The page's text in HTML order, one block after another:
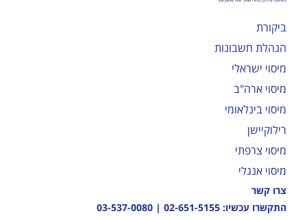
ביקורת
הנהלת חשבונות
מיסוי ישראלי
מיסוי ארה"ב
מיסוי בינלאומי
רילוקיישן
מיסוי צרפתי
מיסוי אנגלי
צרו קשר
התקשרו עכשיו: 02-651-5155
|
03-537-0080